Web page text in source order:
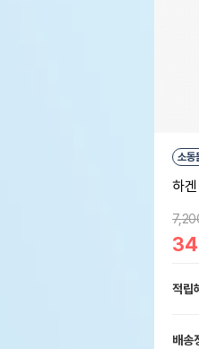
소동
하
적립
배송